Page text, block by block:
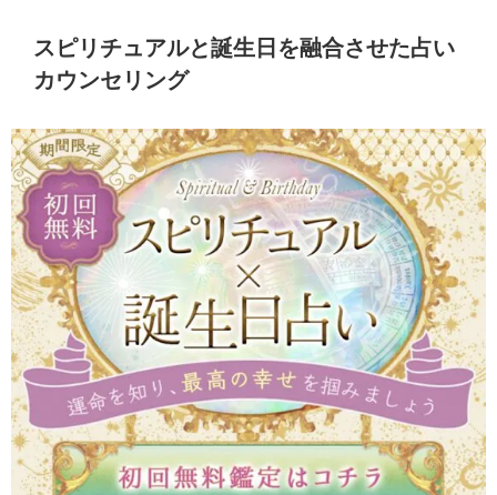
スピリチュアルと誕生日を融合させた占い
カウンセリング